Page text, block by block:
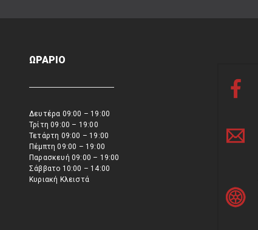
ΩΡΑΡΙΟ
Δευτέρα 09:00 – 19:00
Τρίτη 09:00 – 19:00
Τετάρτη 09:00 – 19:00
Πέμπτη 09:00 – 19:00
Παρασκευή 09:00 – 19:00
Σάββατο 10:00 – 14:00
Κυριακή Κλειστά